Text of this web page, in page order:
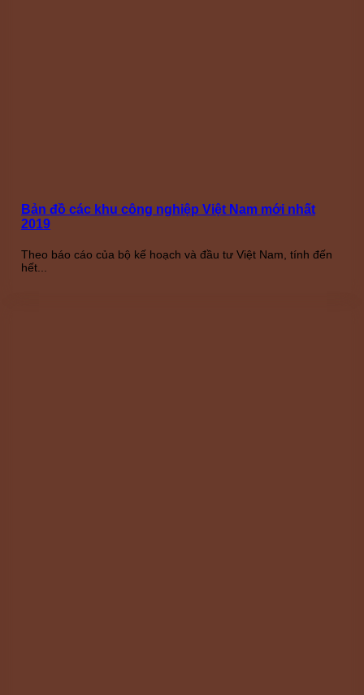
Bản đồ các khu công nghiệp Việt Nam mới nhất
2019
Theo báo cáo của bộ kế hoạch và đầu tư Việt Nam, tính đến
hết...